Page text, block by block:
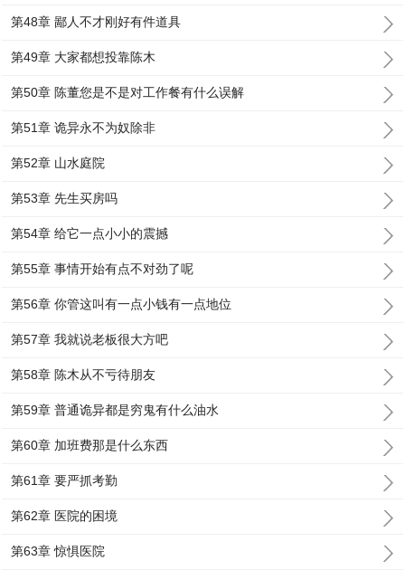
第48章 鄙人不才刚好有件道具
第49章 大家都想投靠陈木
第50章 陈董您是不是对工作餐有什么误解
第51章 诡异永不为奴除非
第52章 山水庭院
第53章 先生买房吗
第54章 给它一点小小的震撼
第55章 事情开始有点不对劲了呢
第56章 你管这叫有一点小钱有一点地位
第57章 我就说老板很大方吧
第58章 陈木从不亏待朋友
第59章 普通诡异都是穷鬼有什么油水
第60章 加班费那是什么东西
第61章 要严抓考勤
第62章 医院的困境
第63章 惊惧医院